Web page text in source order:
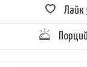
Лайк